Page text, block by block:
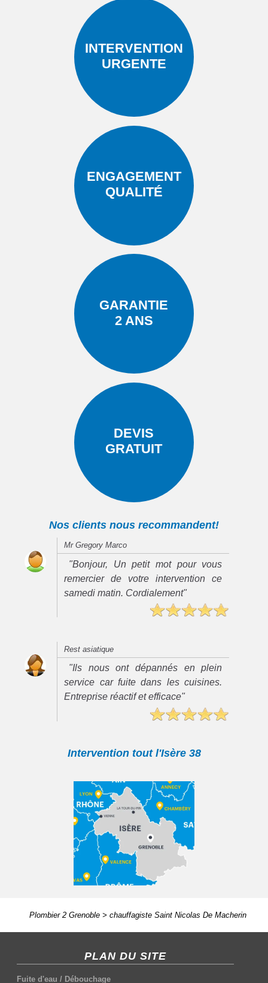
INTERVENTION
URGENTE
ENGAGEMENT
QUALITÉ
GARANTIE
2 ANS
DEVIS
GRATUIT
Nos clients nous recommandent!
Mr Gregory Marco
"Bonjour, Un petit mot pour vous
remercier de votre intervention ce
samedi matin. Cordialement"
Rest asiatique
"Ils nous ont dépannés en plein
service car fuite dans les cuisines.
Entreprise réactif et efficace"
Intervention tout l'Isère 38
Plombier 2 Grenoble> chauffagiste Saint Nicolas De Macherin
PLAN DU SITE
Fuite d'eau / Débouchage